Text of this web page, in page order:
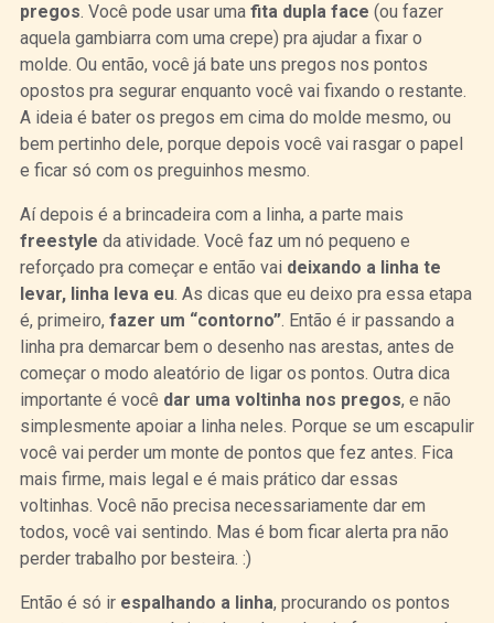
pregos. Você pode usar uma fita dupla face (ou fazer
aquela gambiarra com uma crepe) pra ajudar a fixar o
molde. Ou então, você já bate uns pregos nos pontos
opostos pra segurar enquanto você vai fixando o restante.
A ideia é bater os pregos em cima do molde mesmo, ou
bem pertinho dele, porque depois você vai rasgar o papel
e ficar só com os preguinhos mesmo.
Aí depois é a brincadeira com a linha, a parte mais
freestyle da atividade. Você faz um nó pequeno e
reforçado pra começar e então vai deixando a linha te
levar, linha leva eu. As dicas que eu deixo pra essa etapa
é, primeiro, fazer um “contorno”. Então é ir passando a
linha pra demarcar bem o desenho nas arestas, antes de
começar o modo aleatório de ligar os pontos. Outra dica
importante é você dar uma voltinha nos pregos, e não
simplesmente apoiar a linha neles. Porque se um escapulir
você vai perder um monte de pontos que fez antes. Fica
mais firme, mais legal e é mais prático dar essas
voltinhas. Você não precisa necessariamente dar em
todos, você vai sentindo. Mas é bom ficar alerta pra não
perder trabalho por besteira. :)
Então é só ir espalhando a linha, procurando os pontos